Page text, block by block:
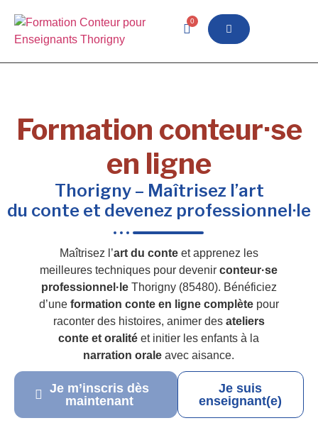
0
Formation conteur·se
en ligne
Thorigny – Maîtrisez l’art
du conte et devenez professionnel·le
Maîtrisez l’art du conteet apprenez les
meilleures techniques pour devenirconteur·se
professionnel·leThorigny (85480). Bénéficiez
d’une formation conte en ligne complètepour
raconter des histoires, animer des ateliers
conte et oralité et initier les enfants à la
narration orale avec aisance.
Je m’inscris dès
maintenant
Je suis
enseignant(e)